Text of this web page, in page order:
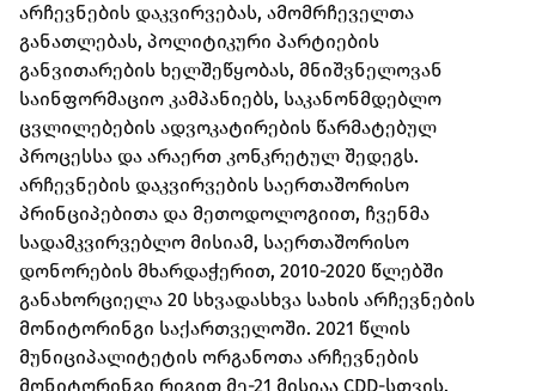
არჩევნების დაკვირვებას, ამომრჩეველთა
განათლებას, პოლიტიკური პარტიების
განვითარების ხელშეწყობას, მნიშვნელოვან
საინფორმაციო კამპანიებს, საკანონმდებლო
ცვლილებების ადვოკატირების წარმატებულ
პროცესსა და არაერთ კონკრეტულ შედეგს.
არჩევნების დაკვირვების საერთაშორისო
პრინციპებითა და მეთოდოლოგიით, ჩვენმა
სადამკვირვებლო მისიამ, საერთაშორისო
დონორების მხარდაჭერით, 2010-2020 წლებში
განახორციელა 20 სხვადასხვა სახის არჩევნების
მონიტორინგი საქართველოში. 2021 წლის
მუნიციპალიტეტის ორგანოთა არჩევნების
მონიტორინგი რიგით მე-21 მისიაა CDD-სთვის.